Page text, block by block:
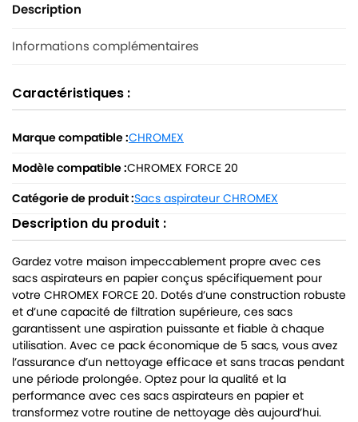
Description
Informations complémentaires
Caractéristiques :
Marque compatible :CHROMEX
Modèle compatible :CHROMEX FORCE 20
Catégorie de produit :Sacs aspirateur CHROMEX
Description du produit :
Gardez votre maison impeccablement propre avec ces
sacs aspirateurs en papier conçus spécifiquement pour
votre CHROMEX FORCE 20. Dotés d’une construction robuste
et d’une capacité de filtration supérieure, ces sacs
garantissent une aspiration puissante et fiable à chaque
utilisation. Avec ce pack économique de 5 sacs, vous avez
l’assurance d’un nettoyage efficace et sans tracas pendant
une période prolongée. Optez pour la qualité et la
performance avec ces sacs aspirateurs en papier et
transformez votre routine de nettoyage dès aujourd’hui.